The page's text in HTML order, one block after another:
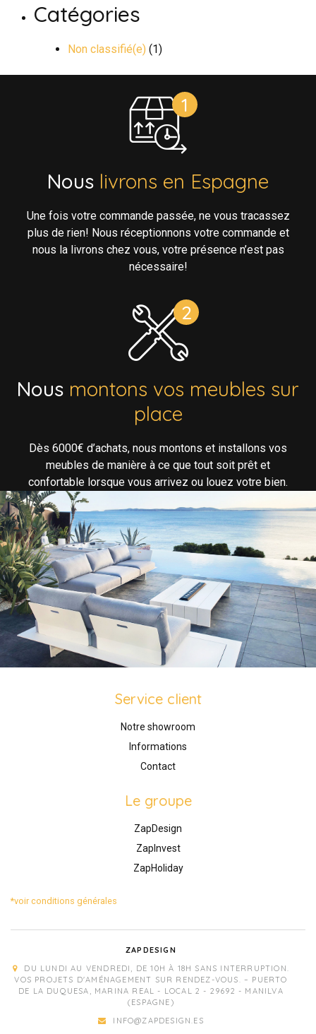
Catégories
Non classifié(e) (1)
Nous livrons en Espagne
Une fois votre commande passée, ne vous tracassez
plus de rien! Nous réceptionnons votre commande et
nous la livrons chez vous, votre présence n’est pas
nécessaire!
Nous montons vos meubles sur
place
Dès 6000€ d’achats, nous montons et installons vos
meubles de manière à ce que tout soit prêt et
confortable lorsque vous arrivez ou louez votre bien.
Service client
Notre showroom
Informations
Contact
Le groupe
ZapDesign
ZapInvest
ZapHoliday
*voir conditions générales
ZAPDESIGN
DU LUNDI AU VENDREDI, DE 10H À 18H SANS INTERRUPTION.
VOS PROJETS D'AMÉNAGEMENT SUR RENDEZ-VOUS. – PUERTO
DE LA DUQUESA, MARINA REAL - LOCAL 2 - 29692 - MANILVA
(ESPAGNE)
INFO@ZAPDESIGN.ES